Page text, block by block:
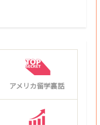
アメリカ留学裏話